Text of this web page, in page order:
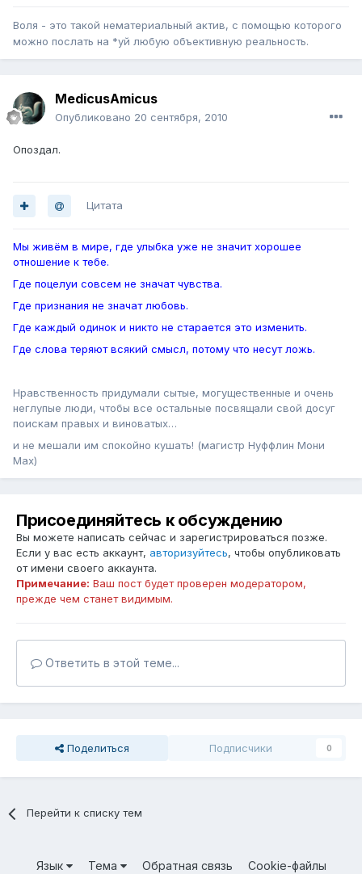
Воля - это такой нематериальный актив, с помощью которого
можно послать на *уй любую объективную реальность.
MedicusAmicus
Опубликовано 20 сентября, 2010
Опоздал.
Цитата
Мы живём в мире, где улыбка уже не значит хорошее
отношение к тебе.
Где поцелуи совсем не значат чувства.
Где признания не значат любовь.
Где каждый одинок и никто не старается это изменить.
Где слова теряют всякий смысл, потому что несут ложь.
Нравственность придумали сытые, могущественные и очень
неглупые люди, чтобы все остальные посвящали свой досуг
поискам правых и виноватых…
и не мешали им спокойно кушать! (магистр Нуффлин Мони
Мах)
Присоединяйтесь к обсуждению
Вы можете написать сейчас и зарегистрироваться позже.
Если у вас есть аккаунт, авторизуйтесь, чтобы опубликовать
от имени своего аккаунта.
Примечание: Ваш пост будет проверен модератором,
прежде чем станет видимым.
Ответить в этой теме...
Поделиться Подписчики 0
Перейти к списку тем
Язык Тема Обратная связь Cookie-файлы